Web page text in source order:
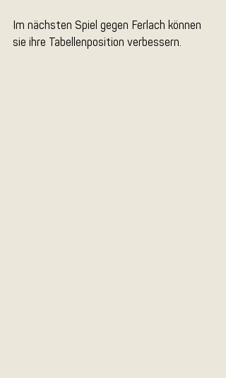
Im nächsten Spiel gegen Ferlach können
sie ihre Tabellenposition verbessern.